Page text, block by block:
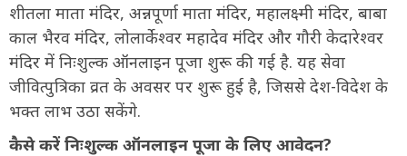
शीतला माता मंदिर, अन्नपूर्णा माता मंदिर, महालक्ष्मी मंदिर, बाबा
काल भैरव मंदिर, लोलार्केश्वर महादेव मंदिर और गौरी केदारेश्वर
मंदिर में निःशुल्क ऑनलाइन पूजा शुरू की गई है. यह सेवा
जीवित्पुत्रिका व्रत के अवसर पर शुरू हुई है, जिससे देश-विदेश के
भक्त लाभ उठा सकेंगे.
कैसे करें निःशुल्क ऑनलाइन पूजा के लिए आवेदन?